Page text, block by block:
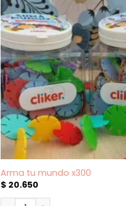
Arma tu mundo x300
$ 20.650
Arma tu mundo x300 cantidad